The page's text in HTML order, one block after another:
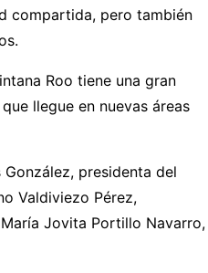
compartida, pero también
Roo tiene una gran
llegue en nuevas áreas
presidenta del
Valdiviezo Pérez,
Jovita Portillo Navarro,